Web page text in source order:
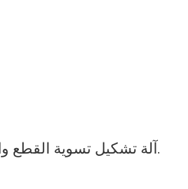
آلة تشكيل السقف والجدار، آلة تشكيل سطح الأرضية، آلة تشكيل عارضة الفولاذ الخفيفة، آلة تشكيل Purlin CZ، آلة تشكيل تسوية القطع واللف وغيرها من الآلات ذات الصلة.